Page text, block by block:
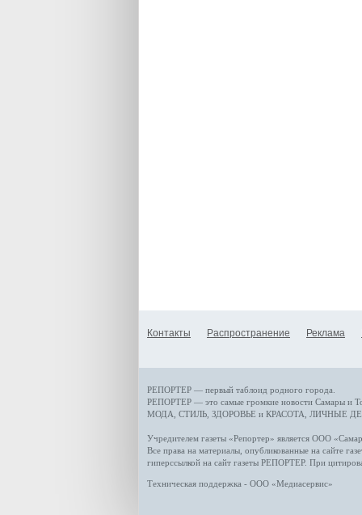
Контакты Распространение Реклама
РЕПОРТЕР — первый таблоид родного города.
РЕПОРТЕР — это самые громкие новости Самары и
МОДА, СТИЛЬ ЗДОРОВЬЕ и КРАСОТА ЛИЧНЫЕ
Учредителем газеты «Репортер» является ООО
Все права на материалы, опубликованные на сайте
гиперссылкой на сайт газеты РЕПОРТЕР. При
Техническая поддержка - ООО «Медиасервис»